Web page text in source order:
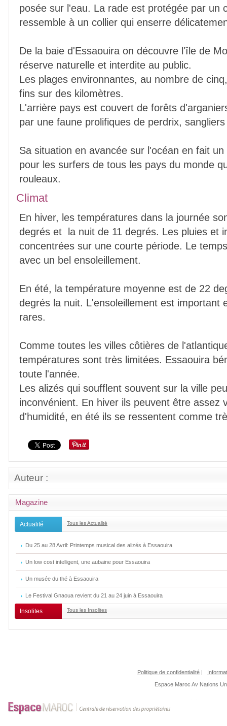
posée sur l'eau. La rade est protégée par un
ressemble à un collier qui enserre
De la baie d'Essaouira on découvre l'île de
réserve naturelle et interdite au public.
Les plages environnantes, au nombre de
fins sur des kilomètres.
L'arrière pays est couvert de forêts
par une faune prolifiques de perdrix,
Sa situation en avancée sur l'océan en fait
pour les surfers de tous les pays du monde
rouleaux.
Climat
En hiver, les températures dans la journée
degrés et la nuit de 11 degrés. Les pluies et
concentrées sur une courte période. Le
avec un bel ensoleillement.
En été, la température moyenne est de 22
degrés la nuit. L'ensoleillement est important
rares.
Comme toutes les villes côtières de
températures sont très limitées. Essaouira
toute l'année.
Les alizés qui soufflent souvent sur la ville
inconvénient. En hiver ils peuvent être assez
d'humidité, en été ils se ressentent comme
Auteur :
Magazine
Actualité Tous les Actualité
Du 25 au 28 Avril: Printemps musical des alizés à Essaouira
Un low cost intelligent, une aubaine pour Essaouira
Un musée du thé à Essaouira
Le Festival Gnaoua revient du 21 au 24 juin à Essaouira
Insolites Tous les Insolites
Politique de confidentialité |
Espace Maroc Av Nations